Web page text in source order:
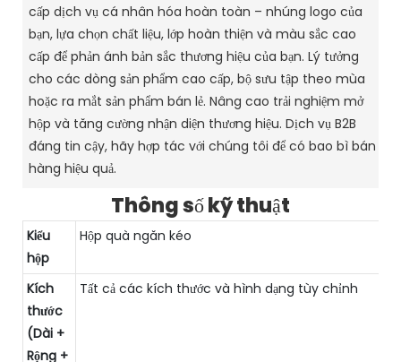
cấp dịch vụ cá nhân hóa hoàn toàn – nhúng logo của
bạn, lựa chọn chất liệu, lớp hoàn thiện và màu sắc cao
cấp để phản ánh bản sắc thương hiệu của bạn. Lý tưởng
cho các dòng sản phẩm cao cấp, bộ sưu tập theo mùa
hoặc ra mắt sản phẩm bán lẻ. Nâng cao trải nghiệm mở
hộp và tăng cường nhận diện thương hiệu. Dịch vụ B2B
đáng tin cậy, hãy hợp tác với chúng tôi để có bao bì bán
hàng hiệu quả.
Thông số kỹ thuật
Kiểu
hộp
Hộp quà ngăn kéo
Kích
thước
(Dài +
Rộng +
Tất cả các kích thước và hình dạng tùy chỉnh